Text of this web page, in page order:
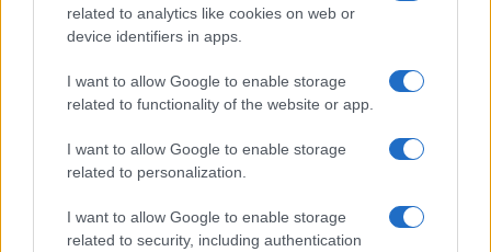
related to analytics like cookies on web or
device identifiers in apps.
I want to allow Google to enable storage
related to functionality of the website or app.
I want to allow Google to enable storage
related to personalization.
I want to allow Google to enable storage
related to security, including authentication
Fotókon a fém Samsungok
Így néz ki a fém Samsung Galaxy A5
Húzós lesz a Samsung Galaxy A5 ára
Hivatalos: itt a Samsung két, teljesen fém burkolatú
mobilja